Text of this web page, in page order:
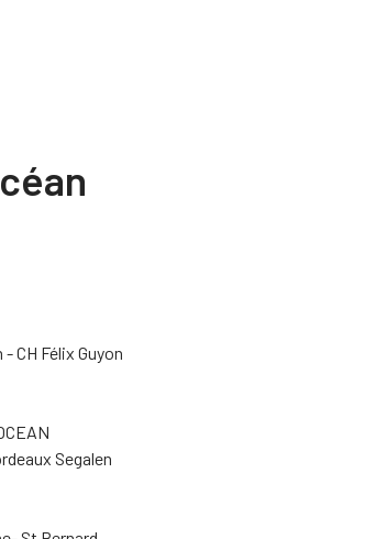
CH Félix Guyon
Segalen